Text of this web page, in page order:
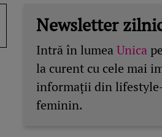
Newsletter
Intră în lumeaUnica
la curent cu cele mai
informații din
feminin.